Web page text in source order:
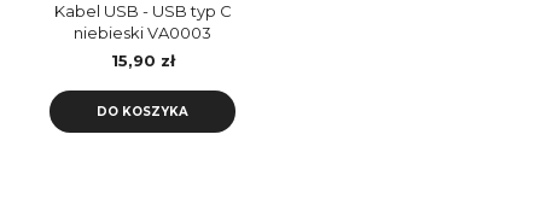
Kabel USB - USB typ C
niebieski VA0003
VAYOX
15,90 zł
DO KOSZYKA